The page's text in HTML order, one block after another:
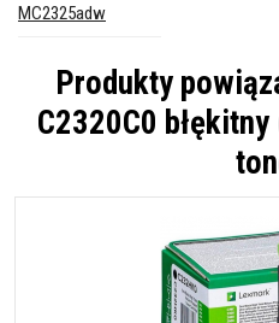
MC2325adw
Produkty
C2320C0